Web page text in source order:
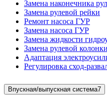
Замена наконечника
Замена рулевой рейки
Ремонт насоса ГУР
Замена насоса ГУР
Замена жидкости
Замена рулевой колонки
Адаптация
Регулировка сход-
Впускная/выпускная система7